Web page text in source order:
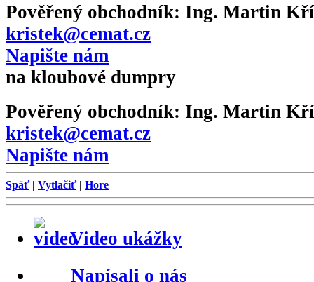
Pověřený obchodník: Ing. Martin
kristek@cemat.cz
Napište nám
na kloubové dumpry
Pověřený obchodník: Ing. Martin
kristek@cemat.cz
Napište nám
Späť| Vytlačiť| Hore
Video ukážky
Napísali o nás